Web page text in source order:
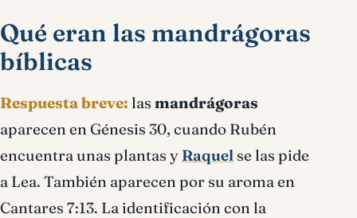
Qué eran las mandrágoras
bíblicas
Respuesta breve: las mandrágoras
aparecen en Génesis 30, cuando Rubén
encuentra unas plantas y Raquel se las pide
a Lea. También aparecen por su aroma en
Cantares 7:13. La identificación con la